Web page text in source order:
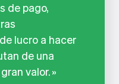
de pago,
lucro a hacer
de una
valor.